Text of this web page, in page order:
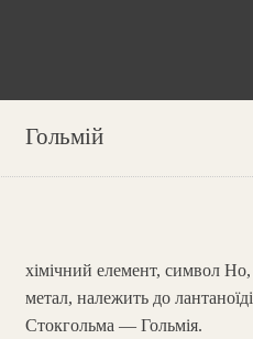
Гольмій
хімічний елемент, символ
метал, належить до
Стокгольма — Гольмія.